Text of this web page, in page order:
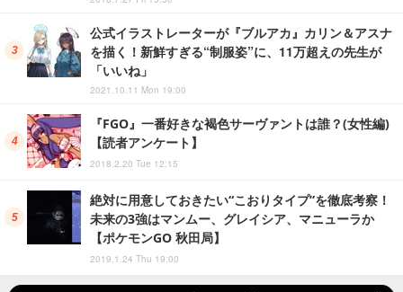
公式イラストレーターが『ブルアカ』カリン＆アスナ
を描く！新鮮すぎる“制服姿”に、11万超えの先生が
「いいね」
2021.10.11 Mon 19:00
『FGO』一番好きな褐色サーヴァントは誰？(女性編)
【読者アンケート】
2018.2.20 Tue 12:15
絶対に用意しておきたい“こおりタイプ”を徹底考察！
未来の3強はマンムー、グレイシア、マニューラか
【ポケモンGO 秋田局】
2019.1.24 Thu 19:00